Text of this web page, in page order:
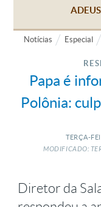
Notícias Especial
Papa é
Polônia:
TERÇA-
MODIFICADO:
Diretor da